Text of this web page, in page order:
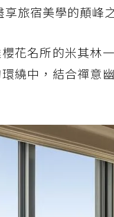
旅宿美學的顛峰
花名所的米其林
繞中，結合禪意